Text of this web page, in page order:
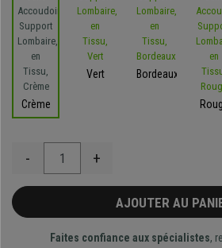
Crème
Vert Bordeaux
- +
AJOUTER AU
Faites confiance aux spécialistes,